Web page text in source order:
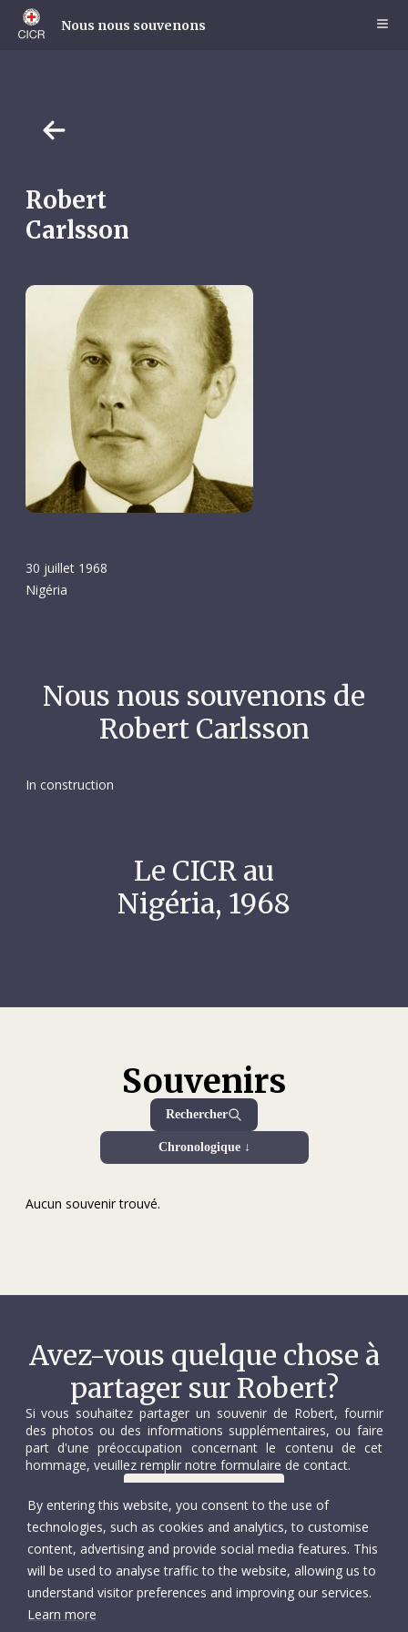
Skip
main
Nous nous souvenons
Robert
Carlsson
30 juillet 1968
Nigéria
Nous nous souvenons de
Robert Carlsson
In construction
Le CICR au
Nigéria, 1968
Souvenirs
Rechercher
Chronologique ↓
Aucun souvenir trouvé.
Avez-vous quelque chose à
partager sur Robert?
Si vous souhaitez partager un souvenir de Robert, fournir
des photos ou des informations supplémentaires, ou faire
part d'une préoccupation concernant le contenu de cet
hommage, veuillez remplir notre formulaire de contact.
By entering this website, you consent to the use of
technologies, such as cookies and analytics, to customise
content, advertising and provide social media features. This
will be used to analyse traffic to the website, allowing us to
understand visitor preferences and improving our services.
Learn more